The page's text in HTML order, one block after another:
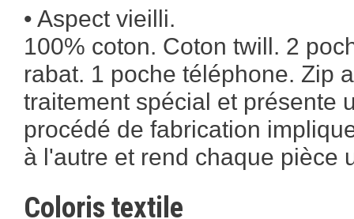
• Aspect vieilli.
100% coton. Coton twill. 2
rabat. 1 poche téléphone. Zip
traitement spécial et présente
procédé de fabrication
à l'autre et rend chaque pièce
Coloris textile